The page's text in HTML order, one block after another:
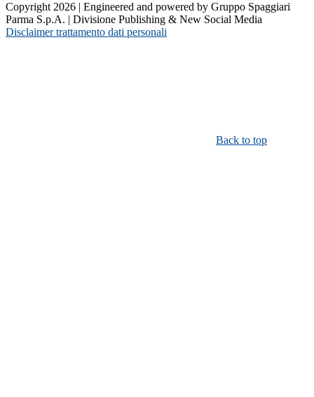
Copyright 2026 | Engineered and powered by Gruppo Spaggiari
Parma S.p.A. | Divisione Publishing & New Social Media
Disclaimer trattamento dati personali
Back to top